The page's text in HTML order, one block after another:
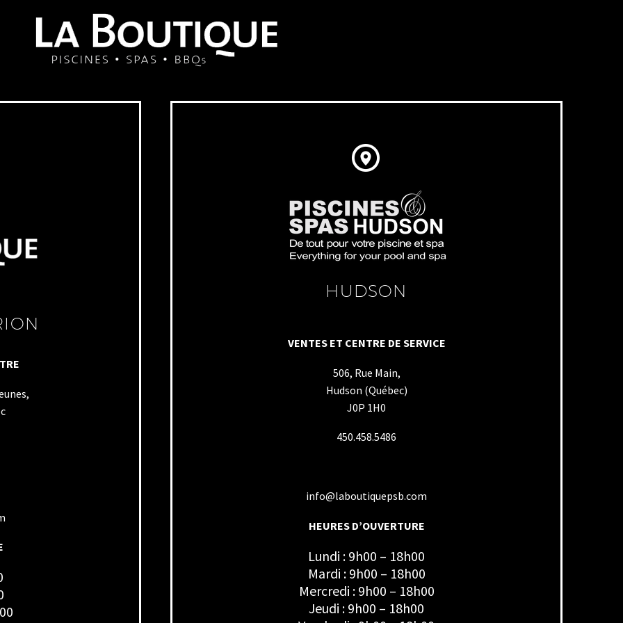


HUDSON
VENTES ET CENTRE DE SERVICE
506, Rue Main,
Hudson (Québec)
J0P 1H0
450.458.5486
info@laboutiquepsb.com
HEURES D’OUVERTURE
Lundi : 9h00 – 18h00
Mardi : 9h00 – 18h00
Mercredi : 9h00 – 18h00
Jeudi : 9h00 – 18h00